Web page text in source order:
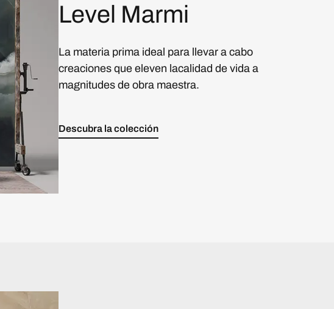
Level Marmi
La materia prima ideal para llevar a cabo
creaciones que eleven lacalidad de vida a
magnitudes de obra maestra.
Descubra la colección